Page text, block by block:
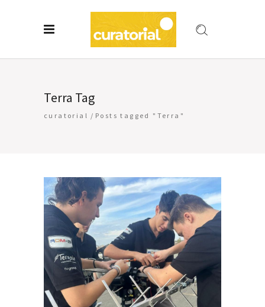
Terra Tag
curatorial / Posts tagged "Terra"